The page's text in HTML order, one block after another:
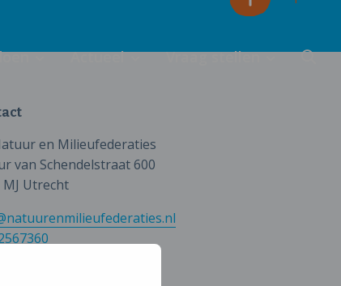
Actueel Vraag stellen
en Milieufederaties
van Schendelstraat 600
MJ Utrecht